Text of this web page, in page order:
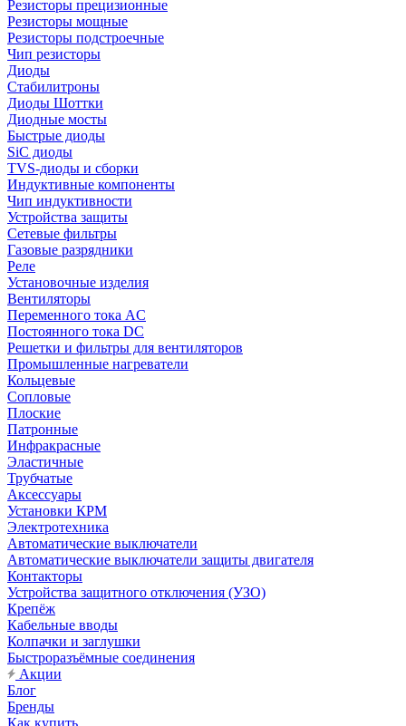
Резисторы прецизионные
Резисторы мощные
Резисторы подстроечные
Чип резисторы
Диоды
Стабилитроны
Диоды Шоттки
Диодные мосты
Быстрые диоды
SiC диоды
TVS-диоды и сборки
Индуктивные компоненты
Чип индуктивности
Устройства защиты
Сетевые фильтры
Газовые разрядники
Реле
Установочные изделия
Вентиляторы
Переменного тока AC
Постоянного тока DC
Решетки и фильтры для вентиляторов
Промышленные нагреватели
Кольцевые
Сопловые
Плоские
Патронные
Инфракрасные
Эластичные
Трубчатые
Аксессуары
Установки КРМ
Электротехника
Автоматические выключатели
Автоматические выключатели защиты двигателя
Контакторы
Устройства защитного отключения (УЗО)
Крепёж
Кабельные вводы
Колпачки и заглушки
Быстроразъёмные соединения
Акции
Блог
Бренды
Как купить